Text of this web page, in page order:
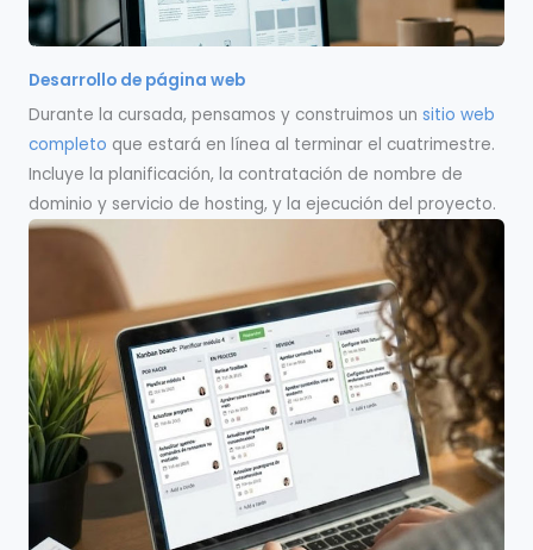
Desarrollo de página web
Durante la cursada, pensamos y construimos un sitio web
completo que estará en línea al terminar el cuatrimestre.
Incluye la planificación, la contratación de nombre de
dominio y servicio de hosting, y la ejecución del proyecto.